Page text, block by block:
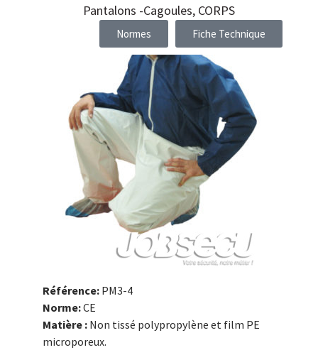
Pantalons -Cagoules, CORPS
Normes Fiche Technique
Référence: PM3-4
Norme:CE
Matière : Non tissé polypropylène et film PE
microporeux.